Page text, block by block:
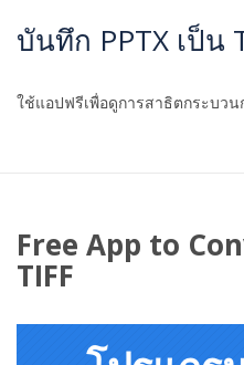
บันทึก PPTX เป็น
ใช้แอปฟรีเพื่อดูการสาธิตกระบวน
Free App to
TIFF